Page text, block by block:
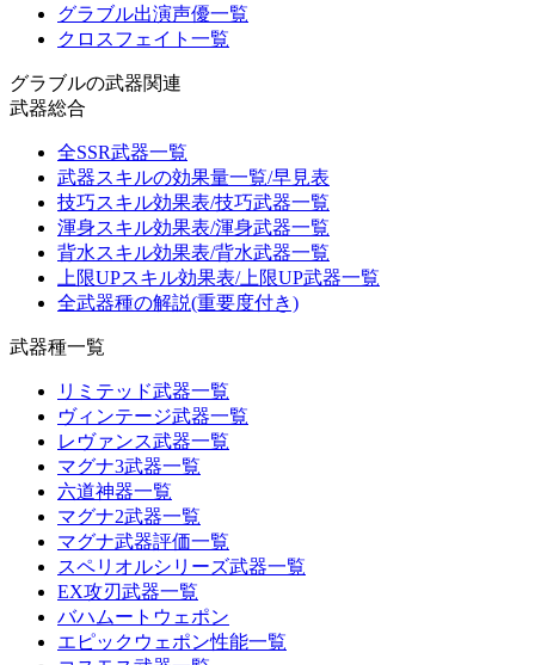
グラブル出演声優一覧
クロスフェイト一覧
グラブルの武器関連
武器総合
全SSR武器一覧
武器スキルの効果量一覧/早見表
技巧スキル効果表/技巧武器一覧
渾身スキル効果表/渾身武器一覧
背水スキル効果表/背水武器一覧
上限UPスキル効果表/上限UP武器一覧
全武器種の解説(重要度付き)
武器種一覧
リミテッド武器一覧
ヴィンテージ武器一覧
レヴァンス武器一覧
マグナ3武器一覧
六道神器一覧
マグナ2武器一覧
マグナ武器評価一覧
スペリオルシリーズ武器一覧
EX攻刃武器一覧
バハムートウェポン
エピックウェポン性能一覧